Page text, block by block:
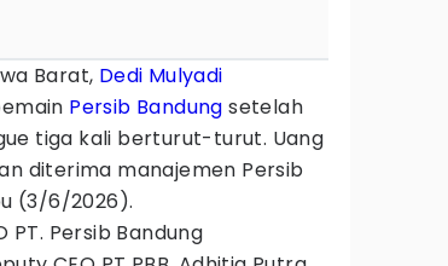
Barat, Dedi Mulyadi
Persib Bandung setelah
tiga kali berturut-turut. Uang
diterima manajemen Persib
(3/6/2026).
Persib Bandung